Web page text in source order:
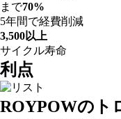
まで70%
5年間で経費削減
3,500以上
サイクル寿命
利点
ROYPOWのト